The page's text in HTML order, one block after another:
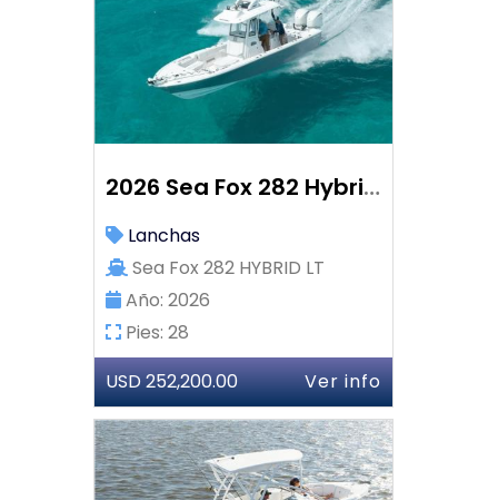
2026 Sea Fox 282 Hybrid LT
Lanchas
Sea Fox 282 HYBRID LT
Año: 2026
Pies: 28
USD 252,200.00
Ver info